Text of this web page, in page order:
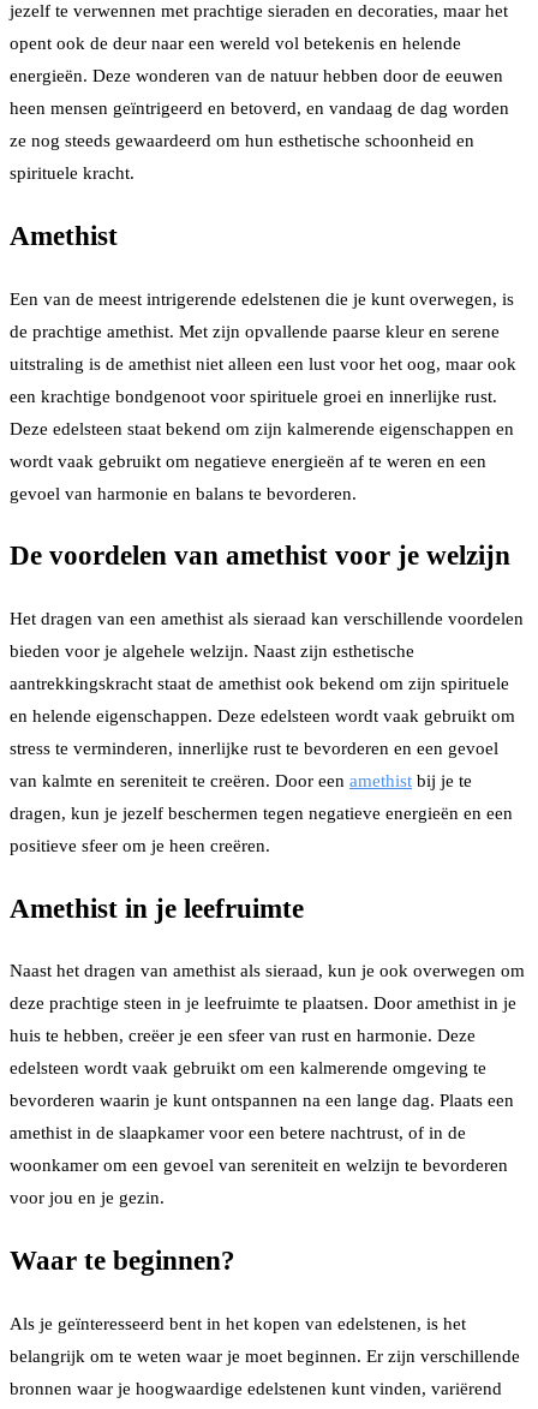
jezelf te verwennen met prachtige sieraden en decoraties, maar het
opent ook de deur naar een wereld vol betekenis en helende
energieën. Deze wonderen van de natuur hebben door de eeuwen
heen mensen geïntrigeerd en betoverd, en vandaag de dag worden
ze nog steeds gewaardeerd om hun esthetische schoonheid en
spirituele kracht.
Amethist
Een van de meest intrigerende edelstenen die je kunt overwegen, is
de prachtige amethist. Met zijn opvallende paarse kleur en serene
uitstraling is de amethist niet alleen een lust voor het oog, maar ook
een krachtige bondgenoot voor spirituele groei en innerlijke rust.
Deze edelsteen staat bekend om zijn kalmerende eigenschappen en
wordt vaak gebruikt om negatieve energieën af te weren en een
gevoel van harmonie en balans te bevorderen.
De voordelen van amethist voor je welzijn
Het dragen van een amethist als sieraad kan verschillende voordelen
bieden voor je algehele welzijn. Naast zijn esthetische
aantrekkingskracht staat de amethist ook bekend om zijn spirituele
en helende eigenschappen. Deze edelsteen wordt vaak gebruikt om
stress te verminderen, innerlijke rust te bevorderen en een gevoel
van kalmte en sereniteit te creëren. Door een amethist bij je te
dragen, kun je jezelf beschermen tegen negatieve energieën en een
positieve sfeer om je heen creëren.
Amethist in je leefruimte
Naast het dragen van amethist als sieraad, kun je ook overwegen om
deze prachtige steen in je leefruimte te plaatsen. Door amethist in je
huis te hebben, creëer je een sfeer van rust en harmonie. Deze
edelsteen wordt vaak gebruikt om een kalmerende omgeving te
bevorderen waarin je kunt ontspannen na een lange dag. Plaats een
amethist in de slaapkamer voor een betere nachtrust, of in de
woonkamer om een gevoel van sereniteit en welzijn te bevorderen
voor jou en je gezin.
Waar te beginnen?
Als je geïnteresseerd bent in het kopen van edelstenen, is het
belangrijk om te weten waar je moet beginnen. Er zijn verschillende
bronnen waar je hoogwaardige edelstenen kunt vinden, variërend